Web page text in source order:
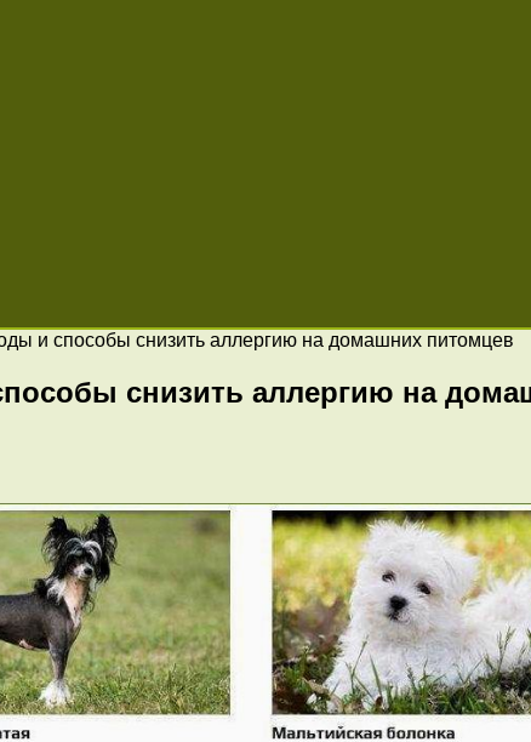
и способы снизить аллергию на домашних питомцев
снизить аллергию на